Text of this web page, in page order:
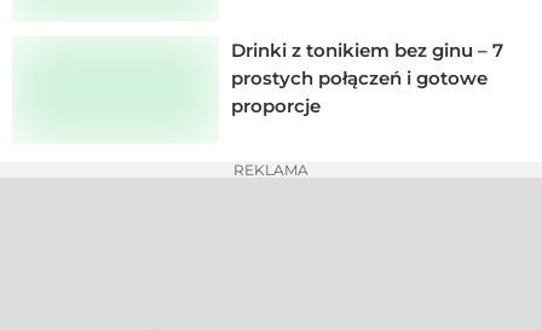
Drinki z tonikiem bez ginu – 7
prostych połączeń i gotowe
proporcje
REKLAMA